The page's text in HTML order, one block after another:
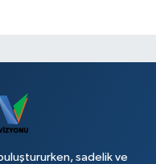
sadelik ve